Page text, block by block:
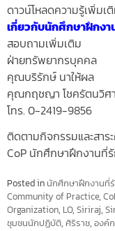
ดาวน์โหลดความรู้เพิ่มเ
เกี่ยวกับนักศึกษาฝึกงา
สอบถามเพิ่มเติม
ฝ่ายทรัพยากรบุคคล
คุณบริรักษ์ นาให้ผล
คุณกฤชญา โชครัตนวิศ
โทร. 0-2419-9856
ติดตามกิจกรรมและสาร
CoP นักศึกษาฝึกงานที่
Posted in นักศึกษาฝึกงานที่
Community of Practice,
Organization, LO, Siriraj,
ชุมชนนักปฏิบัติ, ศิริราช, องค์